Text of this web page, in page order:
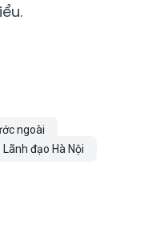
ngoài
Lãnh đạo Hà Nội